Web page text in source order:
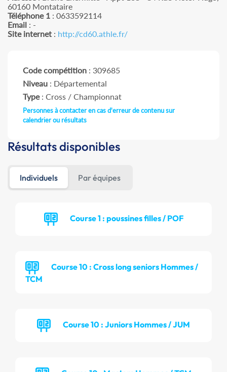
60160 Montataire
Téléphone 1 : 0633592114
Email : -
Site internet : http://cd60.athle.fr/
Code compétition : 309685
Niveau : Départemental
Type: Cross / Championnat
Personnes à contacter en cas d'erreur de contenu sur
calendrier ou résultats
Résultats disponibles
Individuels Par équipes
Course 1 : poussines filles / POF
Course 10 : Cross long seniors Hommes /
TCM
Course 10 : Juniors Hommes / JUM